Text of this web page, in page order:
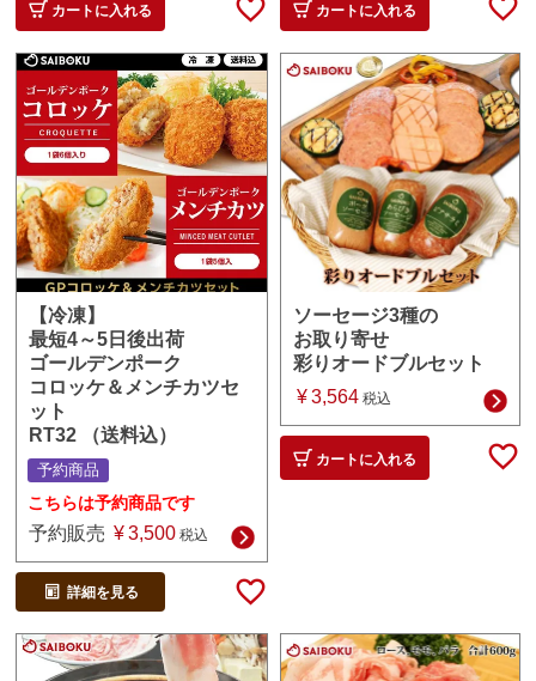
カートに入れる カートに入れる
【冷凍】
最短4～5日後出荷
ゴールデンポーク
コロッケ＆メンチカツセ
ット
RT32 （送料込）
予約商品
こちらは予約商品です
予約販売 ¥ 3,500 税込
詳細を見る
ソーセージ3種の
お取り寄せ
彩りオードブルセット
¥3,564 税込
カートに入れる